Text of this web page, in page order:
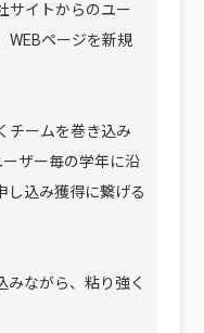
サイトからのユー
WEBページを新規
チームを巻き込み
ザー毎の学年に沿
し込み獲得に繋げる
みながら、粘り強く